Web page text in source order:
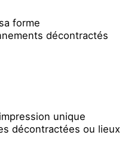
forme
décontractés
unique
décontractées ou lieux